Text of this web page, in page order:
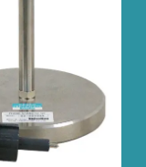
中文